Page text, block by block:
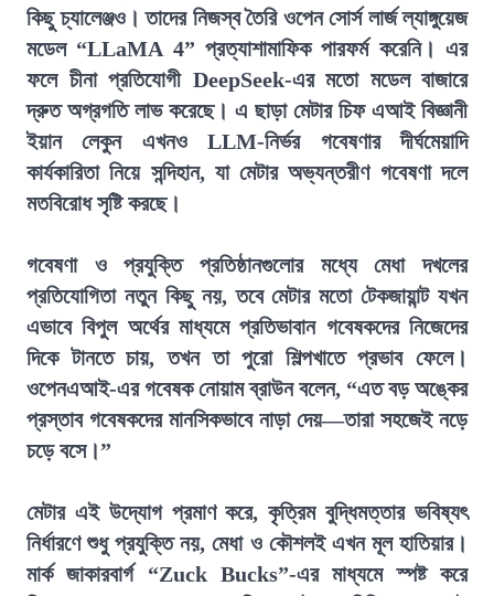
কিছু চ্যালেঞ্জও। তাদের নিজস্ব তৈরি ওপেন সোর্স লার্জ ল্যাঙ্গুয়েজ
মডেল “LLaMA 4” প্রত্যাশামাফিক পারফর্ম করেনি। এর
ফলে চীনা প্রতিযোগী DeepSeek-এর মতো মডেল বাজারে
দ্রুত অগ্রগতি লাভ করেছে। এ ছাড়া মেটার চিফ এআই বিজ্ঞানী
ইয়ান লেকুন এখনও LLM-নির্ভর গবেষণার দীর্ঘমেয়াদি
কার্যকারিতা নিয়ে সন্দিহান, যা মেটার অভ্যন্তরীণ গবেষণা দলে
মতবিরোধ সৃষ্টি করছে।
গবেষণা ও প্রযুক্তি প্রতিষ্ঠানগুলোর মধ্যে মেধা দখলের
প্রতিযোগিতা নতুন কিছু নয়, তবে মেটার মতো টেকজায়ান্ট যখন
এভাবে বিপুল অর্থের মাধ্যমে প্রতিভাবান গবেষকদের নিজেদের
দিকে টানতে চায়, তখন তা পুরো শিল্পখাতে প্রভাব ফেলে।
ওপেনএআই-এর গবেষক নোয়াম ব্রাউন বলেন, “এত বড় অঙ্কের
প্রস্তাব গবেষকদের মানসিকভাবে নাড়া দেয়—তারা সহজেই নড়ে
চড়ে বসে।”
মেটার এই উদ্যোগ প্রমাণ করে, কৃত্রিম বুদ্ধিমত্তার ভবিষ্যৎ
নির্ধারণে শুধু প্রযুক্তি নয়, মেধা ও কৌশলই এখন মূল হাতিয়ার।
মার্ক জাকারবার্গ “Zuck Bucks”-এর মাধ্যমে স্পষ্ট করে